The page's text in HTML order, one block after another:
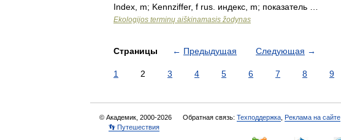
Index, m; Kennziffer, f rus. индекс, m; показатель …
Ekologijos terminų aiškinamasis žodynas
Страницы ← Предыдущая Следующая →
1 2 3 4 5 6 7 8 9
© Академик, 2000-2026 Обратная связь: Техподдержка Реклама на сайте
👣 Путешествия